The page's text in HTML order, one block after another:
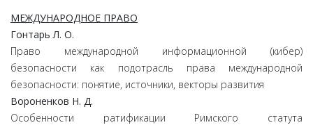
МЕЖДУНАРОДНОЕ ПРАВО
Гонтарь Л. О.
Право международной информационной (кибер)
безопасности как подотрасль права международной
безопасности: понятие, источники, векторы развития
Вороненков Н. Д.
Особенности ратификации Римского статута